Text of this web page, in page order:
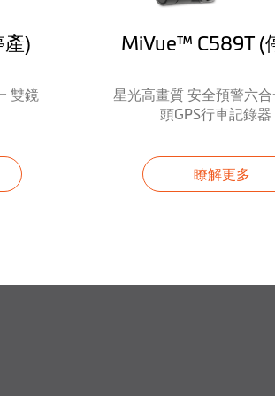
向之相機)
)
雙鏡
MiVue™ C589T (
星光高畫質 安全預警六合
頭GPS行車記錄器
瞭解更多